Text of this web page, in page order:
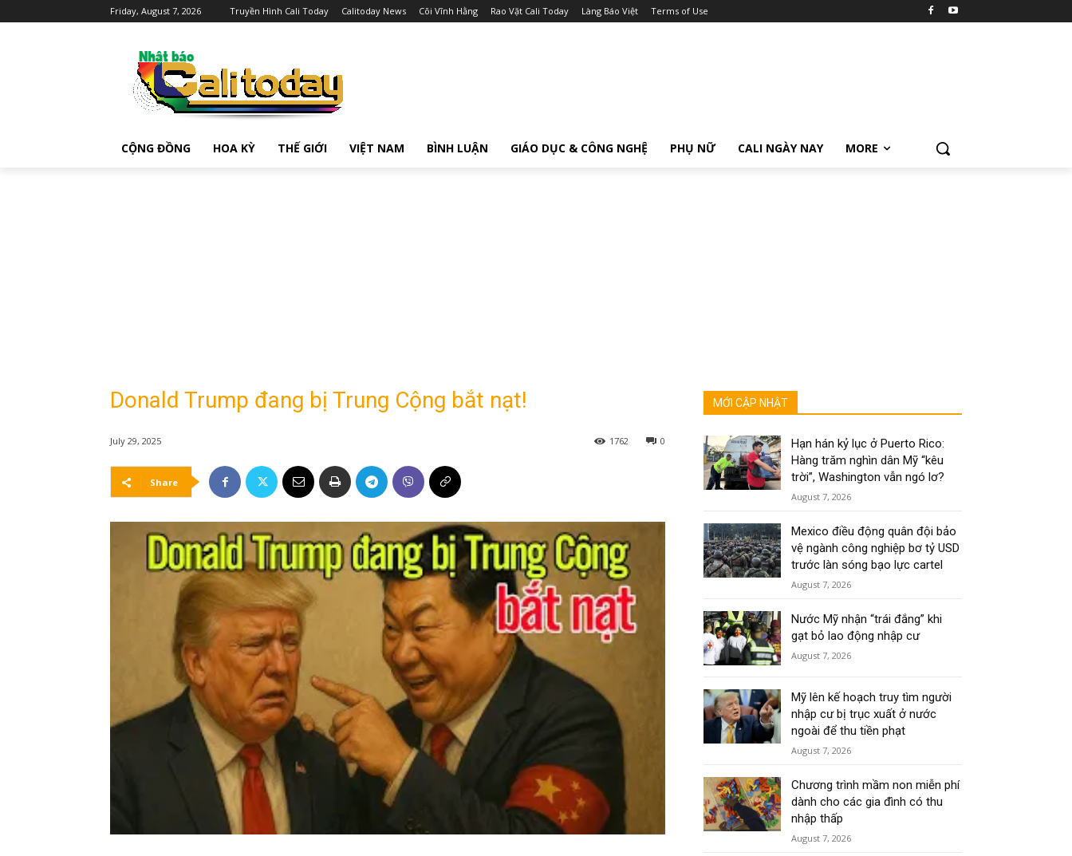
Friday, August 7, 2026 Truyền Hình Cali Today Calitoday News Cõi Vĩnh Hằng Rao Vặt Cali Today Làng Báo Việt Terms of Use
CỘNG ĐỒNG HOA KỲ THẾ GIỚI VIỆT NAM BÌNH LUẬN GIÁO DỤC & CÔNG NGHỆ PHỤ NỮ CALI NGÀY NAY MORE
Donald Trump đang bị Trung Cộng bắt nạt!
July 29, 2025 0
1762
Share
MỚI CẬP NHẬT
Hạn hán kỷ lục ở Puerto Rico:
Hàng trăm nghìn dân Mỹ “kêu
trời”, Washington vẫn ngó lơ?
August 7, 2026
Mexico điều động quân đội bảo
vệ ngành công nghiệp bơ tỷ USD
trước làn sóng bạo lực cartel
August 7, 2026
Nước Mỹ nhận “trái đắng” khi
gạt bỏ lao động nhập cư
August 7, 2026
Mỹ lên kế hoạch truy tìm người
nhập cư bị trục xuất ở nước
ngoài để thu tiền phạt
August 7, 2026
Chương trình mầm non miễn phí
dành cho các gia đình có thu
nhập thấp
August 7, 2026